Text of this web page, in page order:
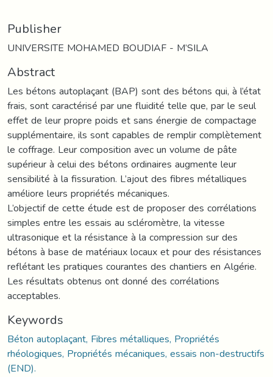
Publisher
UNIVERSITE MOHAMED BOUDIAF - M’SILA
Abstract
Les bétons autoplaçant (BAP) sont des bétons qui, à l’état
frais, sont caractérisé par une fluidité telle que, par le seul
effet de leur propre poids et sans énergie de compactage
supplémentaire, ils sont capables de remplir complètement
le coffrage. Leur composition avec un volume de pâte
supérieur à celui des bétons ordinaires augmente leur
sensibilité à la fissuration. L’ajout des fibres métalliques
améliore leurs propriétés mécaniques.
L’objectif de cette étude est de proposer des corrélations
simples entre les essais au scléromètre, la vitesse
ultrasonique et la résistance à la compression sur des
bétons à base de matériaux locaux et pour des résistances
reflétant les pratiques courantes des chantiers en Algérie.
Les résultats obtenus ont donné des corrélations
acceptables.
Keywords
Béton autoplaçant, Fibres métalliques, Propriétés
rhéologiques, Propriétés mécaniques, essais non-destructifs
(END).